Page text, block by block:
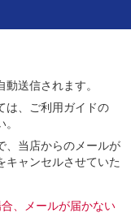
送信されます。
は、ご利用ガイドの
、当店からのメールが
キャンセルさせていた
、メールが届かない